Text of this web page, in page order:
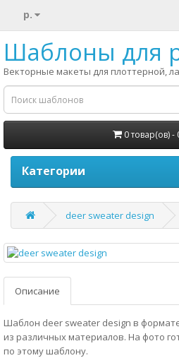
р.
Шаблоны для
Векторные макеты для плоттерной,
0 товар(ов) -
Категории
deer sweater design
Описание
Шаблон deer sweater design в
из различных материалов. На фото
по этому шаблону.